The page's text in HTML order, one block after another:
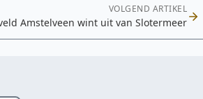
VOLGEND ARTIKEL
Amstelveen wint uit van Slotermeer